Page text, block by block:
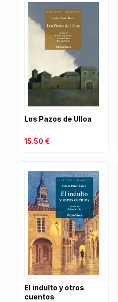
Los Pazos de Ulloa
15.50 €
El indulto y otros
cuentos